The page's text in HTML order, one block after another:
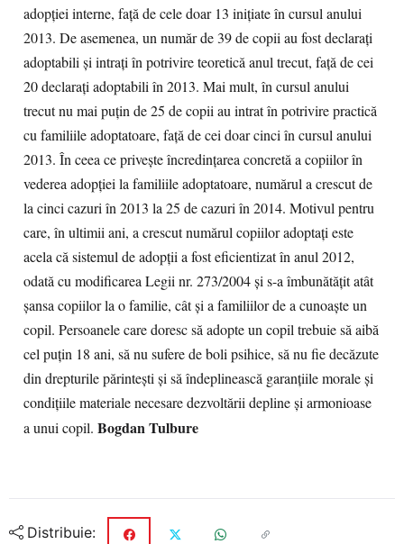
adopţiei interne, faţă de cele doar 13 iniţiate în cursul anului
2013. De asemenea, un număr de 39 de copii au fost declaraţi
adoptabili şi intraţi în potrivire teoretică anul trecut, faţă de cei
20 declaraţi adoptabili în 2013. Mai mult, în cursul anului
trecut nu mai puţin de 25 de copii au intrat în potrivire practică
cu familiile adoptatoare, faţă de cei doar cinci în cursul anului
2013. În ceea ce priveşte încredinţarea concretă a copiilor în
vederea adopţiei la familiile adoptatoare, numărul a crescut de
la cinci cazuri în 2013 la 25 de cazuri în 2014. Motivul pentru
care, în ultimii ani, a crescut numărul copiilor adoptaţi este
acela că sistemul de adopţii a fost eficientizat în anul 2012,
odată cu modificarea Legii nr. 273/2004 şi s-a îmbunătăţit atât
şansa copiilor la o familie, cât şi a familiilor de a cunoaşte un
copil. Persoanele care doresc să adopte un copil trebuie să aibă
cel puţin 18 ani, să nu sufere de boli psihice, să nu fie decăzute
din drepturile părinteşti şi să îndeplinească garanţiile morale şi
condiţiile materiale necesare dezvoltării depline şi armonioase
a unui copil. Bogdan Tulbure
Distribuie: